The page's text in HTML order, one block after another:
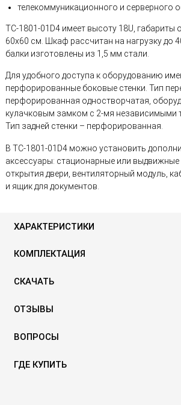
телекоммуникационного и серверного
TC-1801-01D4 имеет высоту 18U,
60х60 см. Шкаф рассчитан на нагрузку до
балки изготовлены из 1,5 мм стали.
Для удобного доступа к оборудованию
перфорированные боковые стенки. Тип
перфорированная одностворчатая,
кулачковым замком с 2-мя независимыми
Тип задней стенки – перфорированная.
В TC-1801-01D4 можно установить
аксессуары: стационарные или выдвижные
открытия двери, вентиляторный модуль,
и ящик для документов.
ХАРАКТЕРИСТИКИ
КОМПЛЕКТАЦИЯ
СКАЧАТЬ
ОТЗЫВЫ
ВОПРОСЫ
ГДЕ КУПИТЬ